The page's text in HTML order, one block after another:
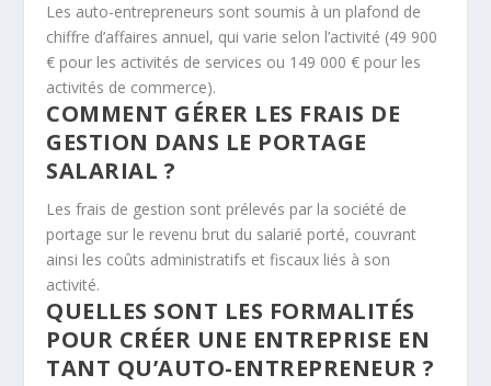
Les auto-entrepreneurs sont soumis à un plafond de
chiffre d’affaires annuel, qui varie selon l’activité (49 900
€ pour les activités de services ou 149 000 € pour les
activités de commerce).
COMMENT GÉRER LES FRAIS DE
GESTION DANS LE PORTAGE
SALARIAL ?
Les frais de gestion sont prélevés par la société de
portage sur le revenu brut du salarié porté, couvrant
ainsi les coûts administratifs et fiscaux liés à son
activité.
QUELLES SONT LES FORMALITÉS
POUR CRÉER UNE ENTREPRISE EN
TANT QU’AUTO-ENTREPRENEUR ?